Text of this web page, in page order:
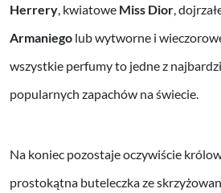
Herrery , kwiatowe Miss Dior ,
Armaniego lub wytworne i
wszystkie perfumy to jedne z
popularnych zapachów na świecie.
Na koniec pozostaje oczywiście
prostokątna buteleczka ze